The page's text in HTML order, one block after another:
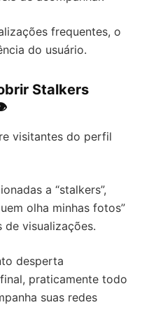
frequentes, o
do usuário.
Stalkers
visitantes do perfil
a “stalkers”,
olha minhas fotos”
de visualizações.
desperta
praticamente todo
suas redes